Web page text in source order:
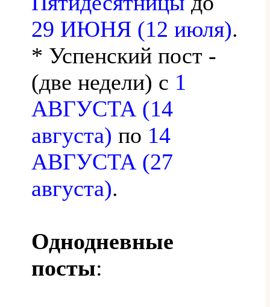
29 ИЮНЯ (12 июля).
* Успенский пост -
(две недели) с 1
АВГУСТА (14
августа) по 14
АВГУСТА (27
августа).
Однодневные
посты: